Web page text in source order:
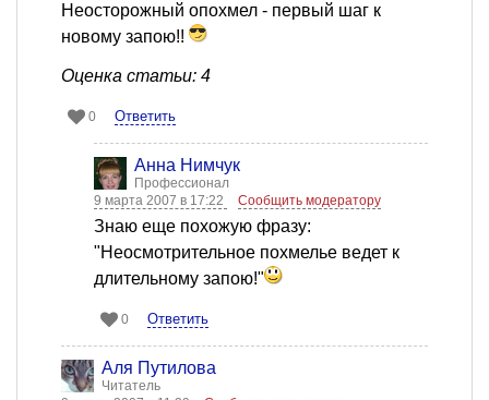
Неосторожный опохмел - первый шаг к
новому запою!!
Оценка статьи: 4
0 Ответить
Анна Нимчук
Профессионал
9 марта 2007 в 17:22
Сообщить модератору
Знаю еще похожую фразу:
"Неосмотрительное похмелье ведет к
длительному запою!"
0 Ответить
Аля Путилова
Читатель